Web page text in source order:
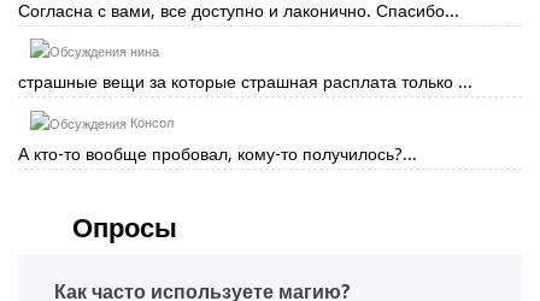
Согласна с вами, все доступно и лаконично. Спасибо...
нина
страшные вещи за которые страшная расплата только ...
Консол
А кто-то вообще пробовал, кому-то получилось?...
Опросы
Как часто используете магию?